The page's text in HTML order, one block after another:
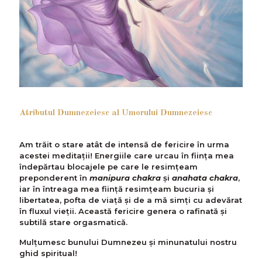
Atributul Dumnezeiesc al Umorului Dumnezeiesc
Am trăit o stare atât de intensă de fericire în urma
acestei meditații! Energiile care urcau în ființa mea
îndepărtau blocajele pe care le resimţeam
preponderent în manipura chakra şi anahata chakra,
iar în întreaga mea ființă resimţeam bucuria şi
libertatea, pofta de viaţă şi de a mă simţi cu adevărat
în fluxul vieții. Această fericire genera o rafinată și
subtilă stare orgasmatică.
Mulţumesc bunului Dumnezeu şi minunatului nostru
ghid spiritual!